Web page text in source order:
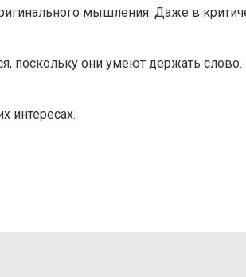
мышления. Даже в
поскольку они умеют держать
интересах.